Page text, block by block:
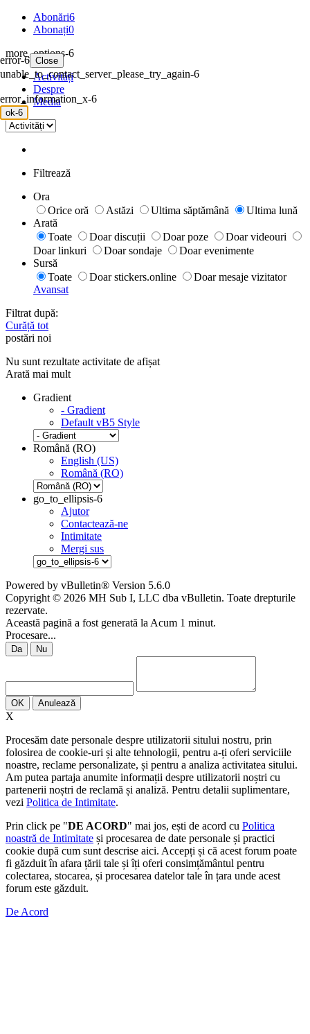
Abonări6
Abonați0
more_options-6
Activități
Despre
Media
Filtrează
Ora
Orice oră
Astăzi Ultima săptămână
Ultima lună
Arată
Toate
Doar discuții Doar poze
Doar videouri
Doar linkuri
Doar sondaje
Doar evenimente
Sursă
Toate
Doar stickers.online
Doar mesaje vizitator
Avansat
Filtrat după:
Curăță tot
postări noi
Nu sunt rezultate activitate de afișat
Arată mai mult
Gradient
- Gradient
Default vB5 Style
Română (RO)
English (US)
Română (RO)
go_to_ellipsis-6
Ajutor
Contactează-ne
Intimitate
Mergi sus
Powered by vBulletin® Version 5.6.0
Copyright © 2026 MH Sub I, LLC dba vBulletin. Toate drepturile
rezervate.
Această pagină a fost generată la Acum 1 minut.
Procesare...
Da Nu
OK Anulează
X
Procesăm date personale despre utilizatorii sitului nostru, prin
folosirea de cookie-uri și alte tehnologii, pentru a-ți oferi serviciile
noastre, reclame personalizate, și pentru a analiza activitatea sitului.
Am putea partaja anumite informații despre utilizatorii noștri cu
partenerii noștri de reclamă și analiză. Pentru detalii suplimentare,
vezi Politica de Intimitate.
Prin click pe "DE ACORD" mai jos, ești de acord cu Politica
noastră de Intimitate și procesarea de date personale și practici
cookie după cum sunt descrise aici. Accepți și că acest forum poate
fi găzduit în afara țării tale și îți oferi consimțământul pentru
colectarea, stocarea, și procesarea datelor tale în țara unde acest
forum este găzduit.
De Acord
error-6 Close
unable_to_contact_server_please_try_again-6
error_information_x-6
ok-6